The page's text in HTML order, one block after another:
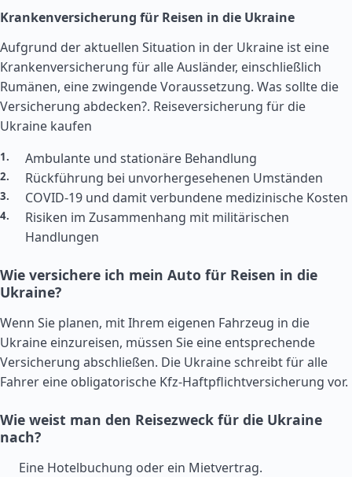
Krankenversicherung für Reisen in die Ukraine
Aufgrund der aktuellen Situation in der Ukraine ist eine
Krankenversicherung für alle Ausländer, einschließlich
Rumänen, eine zwingende Voraussetzung. Was sollte die
Versicherung abdecken?. Reiseversicherung für die
Ukraine kaufen
Ambulante und stationäre Behandlung
Rückführung bei unvorhergesehenen Umständen
COVID-19 und damit verbundene medizinische Kosten
Risiken im Zusammenhang mit militärischen
Handlungen
Wie versichere ich mein Auto für Reisen in die
Ukraine?
Wenn Sie planen, mit Ihrem eigenen Fahrzeug in die
Ukraine einzureisen, müssen Sie eine entsprechende
Versicherung abschließen. Die Ukraine schreibt für alle
Fahrer eine obligatorische Kfz-Haftpflichtversicherung vor.
Wie weist man den Reisezweck für die Ukraine
nach?
Eine Hotelbuchung oder ein Mietvertrag.